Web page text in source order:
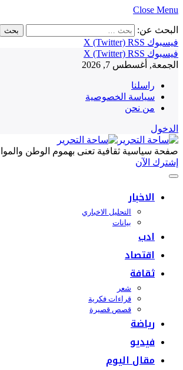
Close Menu
البحث عن:
فيسبوك
X (Twitter) RSS
فيسبوك
X (Twitter) RSS
الجمعة, أغسطس 7, 2026
راسلنا
سياسة الخصوصية
من نحن
الدخول
صفحة سياسية ثقافية تعنى بهموم الوطن
إشترك الآن
الاخبار
التحليل الاخباري
بيانات
ادب
اقتصاد
ثقافة
شعر
قراءات فكرية
قصص قصيرة
رياضة
فيديو
مقال اليوم